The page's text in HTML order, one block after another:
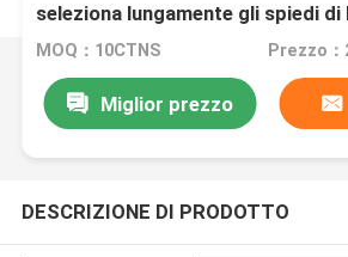
seleziona lungamente gli spiedi
su misura
MOQ：10CTNS Prezzo
Miglior prezzo
DESCRIZIONE DI PRODOTTO